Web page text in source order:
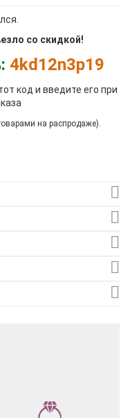
со скидкой!
4kd12n3p19
код и введите его при
на распродаже).